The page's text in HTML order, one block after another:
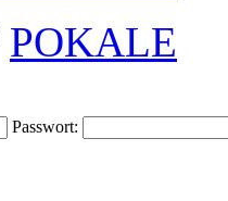
POKALE
Passwort: